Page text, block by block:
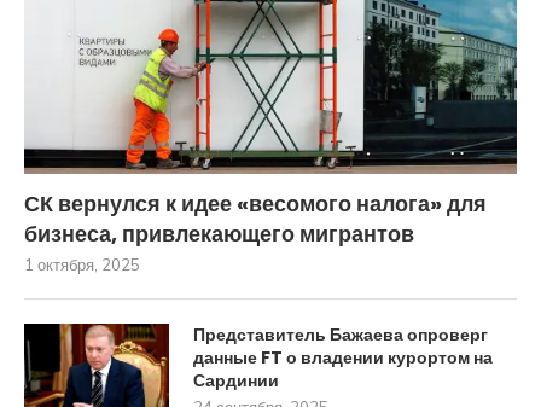
СК вернулся к идее «весомого налога» для
бизнеса, привлекающего мигрантов
1 октября, 2025
Представитель Бажаева опроверг
данные FT о владении курортом на
Сардинии